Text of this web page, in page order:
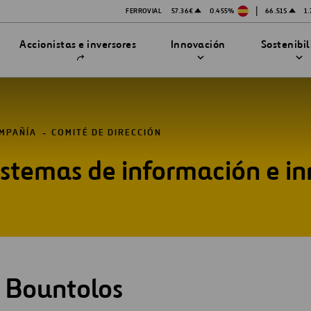
FERROVIAL 57.36€ 0.455% | 66.51$
DE INNOVACIÓN
Abrir
nueva
Accionistas e inversores Innovación
COMITÉ DE DIRECCIÓN
de información e